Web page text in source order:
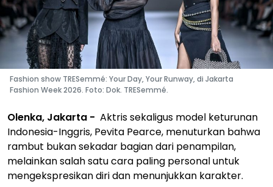
Fashion show TRESemmé: Your Day, Your Runway, di Jakarta
Fashion Week 2026. Foto: Dok. TRESemmé.
Olenka, Jakarta - Aktris sekaligus model keturunan
Indonesia-Inggris, Pevita Pearce, menuturkan bahwa
rambut bukan sekadar bagian dari penampilan,
melainkan salah satu cara paling personal untuk
mengekspresikan diri dan menunjukkan karakter.